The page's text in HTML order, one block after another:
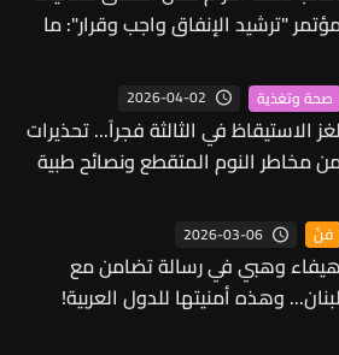
"ترشيد الإنفاق واجب وقرار": ما
تحولات عميقة تضرب الاستقرار
والمالي والمعيشي في أكثر
من مكان في العالم
صحة وتغذية 2026-04-02
لغز الاستيقاظ في الثالثة فجراً... تحذيرات
مخاطر النوم المتقطع ونصائح طبية
فنّ 2026-03-06
هيفاء وهبي في رسالة تضامن مع
لبنان... وهذه أمنيتها للدول العربية!